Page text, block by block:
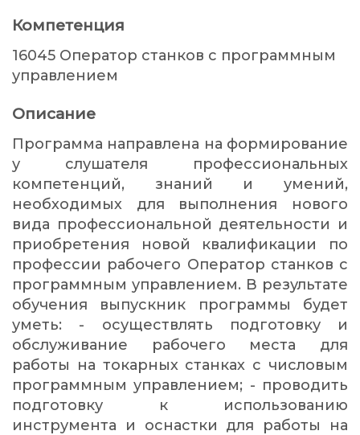
Компетенция
16045 Оператор станков с программным
управлением
Описание
Программа направлена на формирование
у слушателя профессиональных
компетенций, знаний и умений,
необходимых для выполнения нового
вида профессиональной деятельности и
приобретения новой квалификации по
профессии рабочего Оператор станков с
программным управлением. В результате
обучения выпускник программы будет
уметь: - осуществлять подготовку и
обслуживание рабочего места для
работы на токарных станках с числовым
программным управлением; - проводить
подготовку к использованию
инструмента и оснастки для работы на